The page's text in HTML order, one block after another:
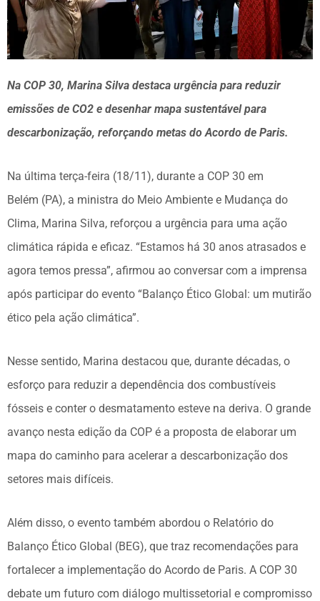
Na COP 30, Marina Silva destaca urgência para reduzir
emissões de CO2 e desenhar mapa sustentável para
descarbonização, reforçando metas do Acordo de Paris.
Na última terça-feira (18/11), durante a COP 30 em
Belém (PA), a ministra do Meio Ambiente e Mudança do
Clima, Marina Silva, reforçou a urgência para uma ação
climática rápida e eficaz. “Estamos há 30 anos atrasados e
agora temos pressa”, afirmou ao conversar com a imprensa
após participar do evento “Balanço Ético Global: um mutirão
ético pela ação climática”.
Nesse sentido, Marina destacou que, durante décadas, o
esforço para reduzir a dependência dos combustíveis
fósseis e conter o desmatamento esteve na deriva. O grande
avanço nesta edição da COP é a proposta de elaborar um
mapa do caminho para acelerar a descarbonização dos
setores mais difíceis.
Além disso, o evento também abordou o Relatório do
Balanço Ético Global (BEG), que traz recomendações para
fortalecer a implementação do Acordo de Paris. A COP 30
debate um futuro com diálogo multissetorial e compromisso